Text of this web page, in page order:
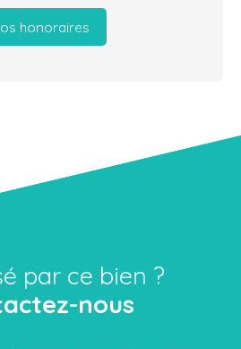
honoraires
par ce bien ?
nous